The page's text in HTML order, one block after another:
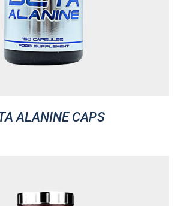
ALANINE CAPS